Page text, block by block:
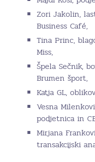
Zori Jakolin,
Business Café,
Tina Princ,
Miss,
Špela Sečnik,
Brumen šport,
Katja GL,
Vesna
podjetnica in
Mirjana
transakcijski